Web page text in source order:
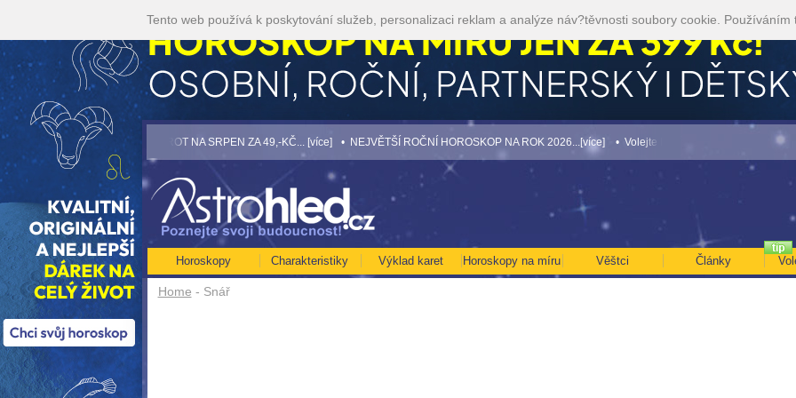
Home - Snář
Horoskopy Charakteristiky Výklad karet Horoskopy na míru Věštci Články
35kč/min! [více] • TAROT NA SRPEN ZA 49,-KČ... [více] • NEJVĚTŠÍ ROČNÍ HOROSKOP NA ROK 2026...[více] • Volejte kartářkám levněji a využijte akci
Tento web používá k poskytování služeb, personalizaci reklam a analýze náv?těvnosti soubory cookie. Používáním